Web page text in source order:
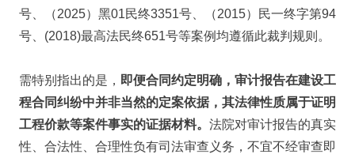
号、（2025）黑01民终3351号、（2015）民一终字第94
号、(2018)最高法民终651号等案例均遵循此裁判规则。
需特别指出的是， 即便合同约定明确，审计报告在建设工
程合同纠纷中并非当然的定案依据，其法律性质属于证明
工程价款等案件事实的证据材料。 法院对审计报告的真实
性、合法性、合理性负有司法审查义务，不宜不经审查即